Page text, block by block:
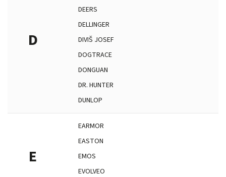
D
DEERS
DELLINGER
DIVIŠ JOSEF
DOGTRACE
DONGUAN
DR. HUNTER
DUNLOP
E
EARMOR
EASTON
EMOS
EVOLVEO